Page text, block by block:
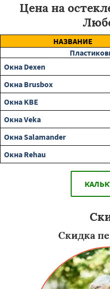
Цена на
НАЗВАНИЕ
Окна Dexen
Окна Brusbox
Окна KBE
Окна Veka
Окна Salamander
Окна Rehau
Скидка